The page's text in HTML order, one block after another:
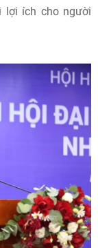
lợi ích cho người